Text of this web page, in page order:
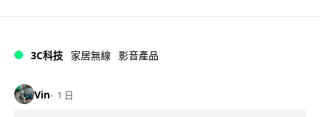
3C科技 家居無線 影音產品
Vin 1 日